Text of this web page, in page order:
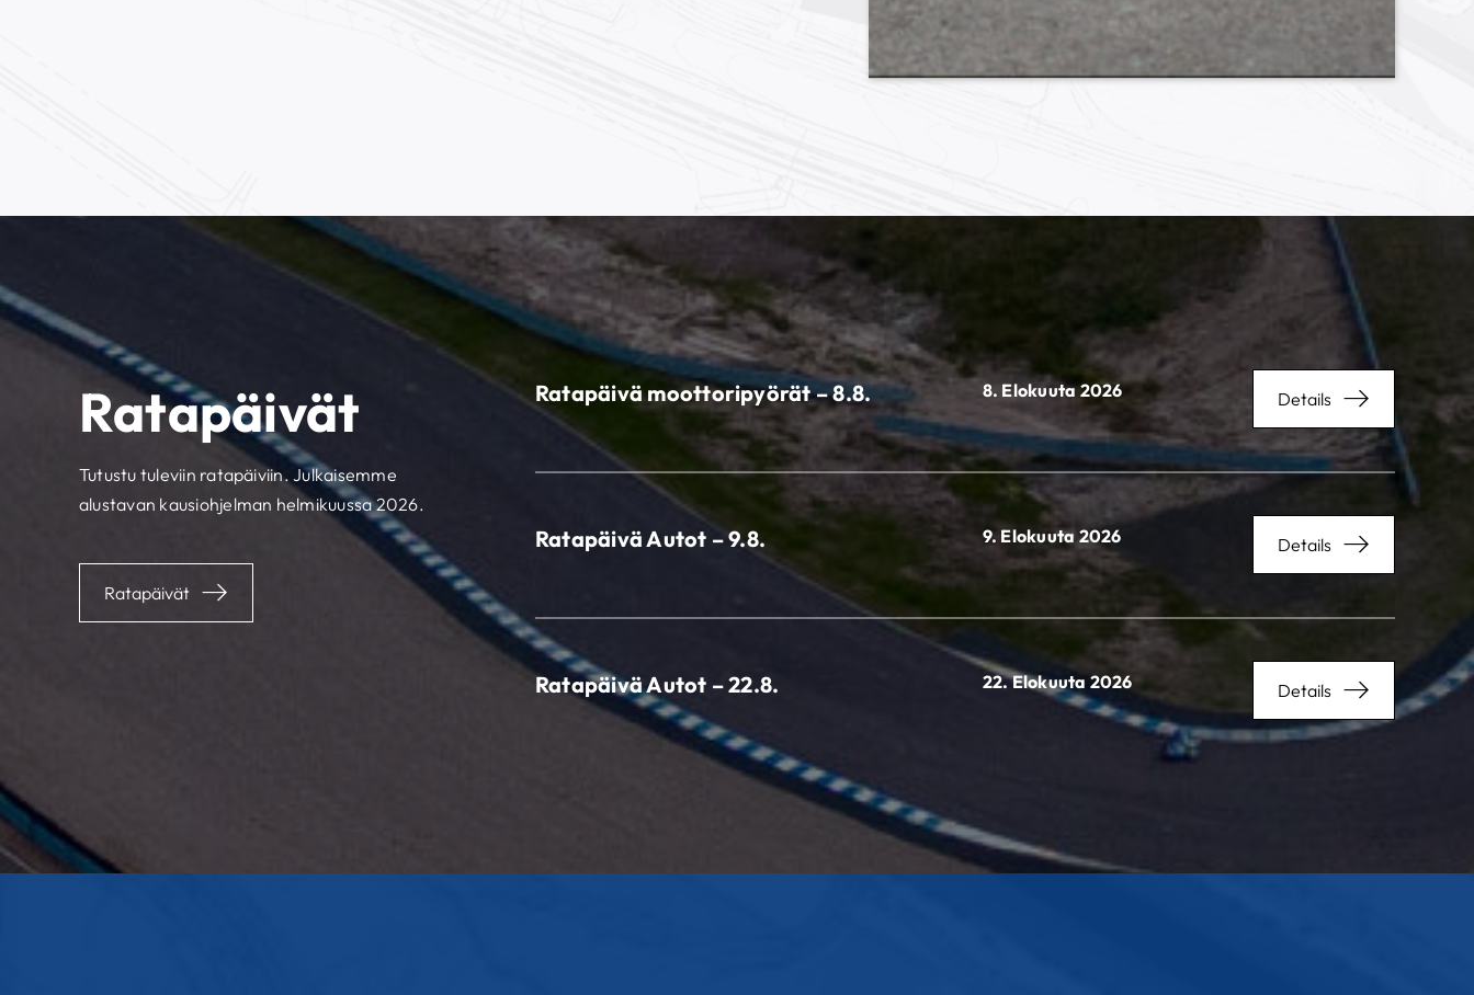
Ratapäivät
Tutustu tuleviin ratapäiviin. Julkaisemme
alustavan kausiohjelman helmikuussa 2026.
Ratapäivät
Ratapäivä moottoripyörät – 8.8. 8. Elokuuta 2026 Details
Ratapäivä Autot – 9.8. 9. Elokuuta 2026 Details
Ratapäivä Autot – 22.8. 22. Elokuuta 2026 Details